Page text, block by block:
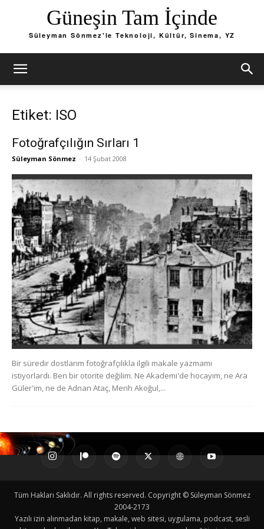
Güneşin Tam İçinde
Süleyman Sönmez'le Teknoloji, Kültür, Sinema, YZ
Etiket: ISO
Fotoğrafçılığın Sırları 1
Süleyman Sönmez - 14 Şubat 2008
Bir süredir dostlarım fotoğrafçılıkla ilgili makale yazmamı
istiyorlardı. Ben bir otorite değilim. Ne Akademi'de hocayım, ne Ara
Güler'im, ne de Adnan Ataç, Merih Akoğul,...
Tüm Hakları Saklıdır. All rights reserved. Copyright © Süleyman Sönmez
2004-2173
Yazılı izin alınmadan kitap, makale, web sitesi, uygulama, podcast, sesli